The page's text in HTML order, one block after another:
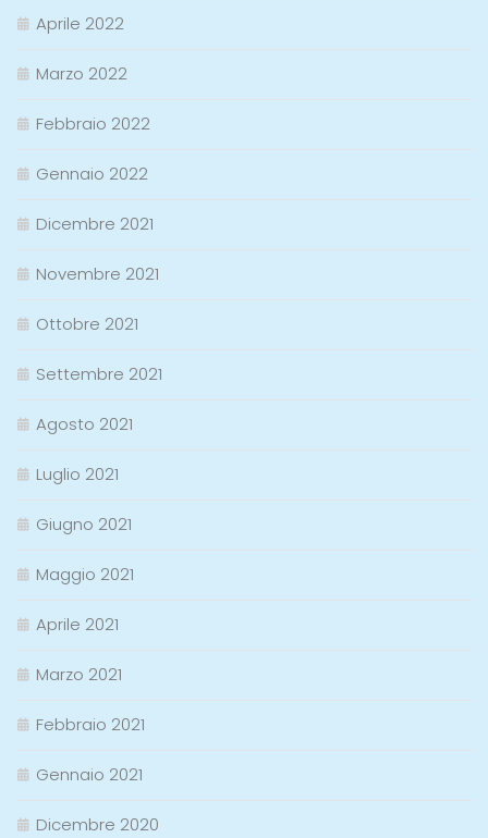
Aprile 2022
Marzo 2022
Febbraio 2022
Gennaio 2022
Dicembre 2021
Novembre 2021
Ottobre 2021
Settembre 2021
Agosto 2021
Luglio 2021
Giugno 2021
Maggio 2021
Aprile 2021
Marzo 2021
Febbraio 2021
Gennaio 2021
Dicembre 2020